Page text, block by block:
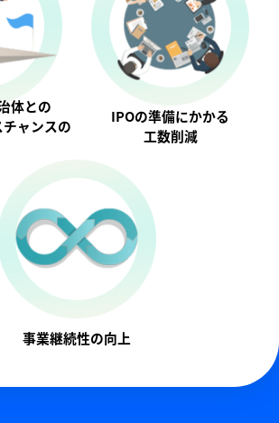
体との
ャンスの
IPOの準備にかかる
工数削減
事業継続性の向上